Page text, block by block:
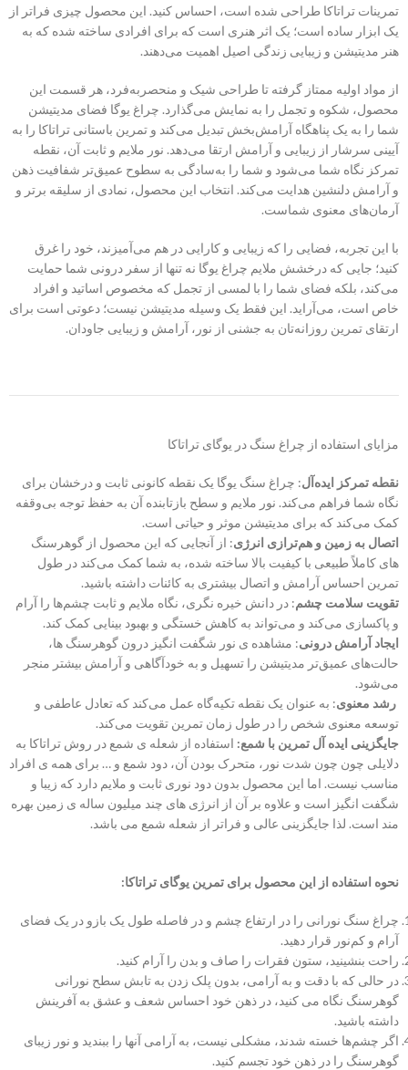
تمرینات تراتاکا طراحی شده است، احساس کنید. این محصول چیزی فراتر از
یک ابزار ساده است؛ یک اثر هنری است که برای افرادی ساخته شده که به
هنر مدیتیشن و زیبایی زندگی اصیل اهمیت می‌دهند.
از مواد اولیه ممتاز گرفته تا طراحی شیک و منحصربه‌فرد، هر قسمت این
محصول، شکوه و تجمل را به نمایش می‌گذارد. چراغ یوگا فضای مدیتیشن
شما را به یک پناهگاه آرامش‌بخش تبدیل می‌کند و تمرین باستانی تراتاکا را به
آیینی سرشار از زیبایی و آرامش ارتقا می‌دهد. نور ملایم و ثابت آن، نقطه
تمرکز نگاه شما می‌شود و شما را به‌سادگی به سطوح عمیق‌تر شفافیت ذهن
و آرامش دلنشین هدایت می‌کند. انتخاب این محصول، نمادی از سلیقه برتر و
آرمان‌های معنوی شماست.
با این تجربه، فضایی را که زیبایی و کارایی در هم می‌آمیزند، خود را غرق
کنید؛ جایی که درخشش ملایم چراغ یوگا نه تنها از سفر درونی شما حمایت
می‌کند، بلکه فضای شما را با لمسی از تجمل که مخصوص اساتید و افراد
خاص است، می‌آراید. این فقط یک وسیله مدیتیشن نیست؛ دعوتی است برای
ارتقای تمرین روزانه‌تان به جشنی از نور، آرامش و زیبایی جاودان.
مزایای استفاده از چراغ سنگ در یوگای تراتاکا
نقطه تمرکز ایده‌آل: چراغ سنگ یوگا یک نقطه کانونی ثابت و درخشان برای
نگاه شما فراهم می‌کند. نور ملایم و سطح بازتابنده آن به حفظ توجه بی‌وقفه
کمک می‌کند که برای مدیتیشن موثر و حیاتی است.
اتصال به زمین و هم‌ترازی انرژی: از آنجایی که این محصول از گوهرسنگ
های کاملاً طبیعی با کیفیت بالا ساخته شده، به شما کمک می‌کند در طول
تمرین احساس آرامش و اتصال بیشتری به کائنات داشته باشید.
تقویت سلامت چشم: در دانش خیره نگری، نگاه ملایم و ثابت چشم‌ها را آرام
و پاکسازی می‌کند و می‌تواند به کاهش خستگی و بهبود بینایی کمک کند.
ایجاد آرامش درونی: مشاهده ی نور شگفت انگیز درون گوهرسنگ ها،
حالت‌های عمیق‌تر مدیتیشن را تسهیل و به خودآگاهی و آرامش بیشتر منجر
می‌شود.
رشد معنوی: به عنوان یک نقطه تکیه‌گاه عمل می‌کند که تعادل عاطفی و
توسعه معنوی شخص را در طول زمان تمرین تقویت می‌کند.
جایگزینی ایده آل تمرین با شمع: استفاده از شعله ی شمع در روش تراتاکا به
دلایلی چون چون شدت نور، متحرک بودن آن، دود شمع و … برای همه ی افراد
مناسب نیست. اما این محصول بدون دود نوری ثابت و ملایم دارد که زیبا و
شگفت انگیز است و علاوه بر آن از انرژی های چند میلیون ساله ی زمین بهره
مند است. لذا جایگزینی عالی و فراتر از شعله شمع می باشد.
نحوه استفاده از این محصول برای تمرین یوگای تراتاکا:
چراغ سنگ نورانی را در ارتفاع چشم و در فاصله طول یک بازو در یک فضای
آرام و کم‌نور قرار دهید.
راحت بنشینید، ستون فقرات را صاف و بدن را آرام کنید.
در حالی که با دقت و به آرامی، بدون پلک زدن به تابش سطح نورانی
گوهرسنگ نگاه می کنید، در ذهن خود احساس شعف و عشق به آفرینش
داشته باشید.
اگر چشم‌ها خسته شدند، مشکلی نیست، به آرامی آنها را ببندید و نور زیبای
گوهرسنگ را در ذهن خود تجسم کنید.